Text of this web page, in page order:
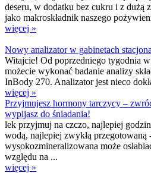
deseru, w dodatku bez cukru i z dużą
jako makroskładnik naszego
więcej »
Nowy analizator w gabinetach
Witajcie! Od poprzedniego tygodnia
możecie wykonać badanie analizy
InBody 270. Analizator jest nieco
więcej »
Przyjmujesz hormony tarczycy –
wypijasz do śniadania!
lek przyjmuj na czczo, najlepiej
wodą, najlepiej zwykłą przegotowaną
wysokozmineralizowana może
względu na ...
więcej »